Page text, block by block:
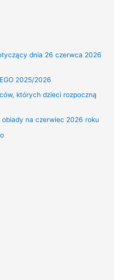
dnia 26 czerwca 2026
2025/2026
których dzieci rozpoczną
na czerwiec 2026 roku